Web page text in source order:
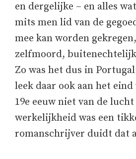
en dergelijke – en alles
mits men lid van de
mee kan worden
zelfmoord,
Zo was het dus in
leek daar ook aan het eind
19e eeuw niet van de
werkelijkheid was een
romanschrijver duidt dat